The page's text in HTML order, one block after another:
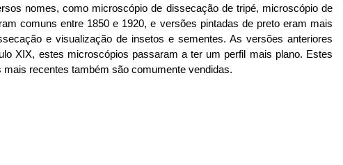
nomes, como microscópio de dissecação de tripé, microscópio de
comuns entre 1850 e 1920, e versões pintadas de preto eram mais
e visualização de insetos e sementes. As versões anteriores
XIX, estes microscópios passaram a ter um perfil mais plano. Estes
recentes também são comumente vendidas.